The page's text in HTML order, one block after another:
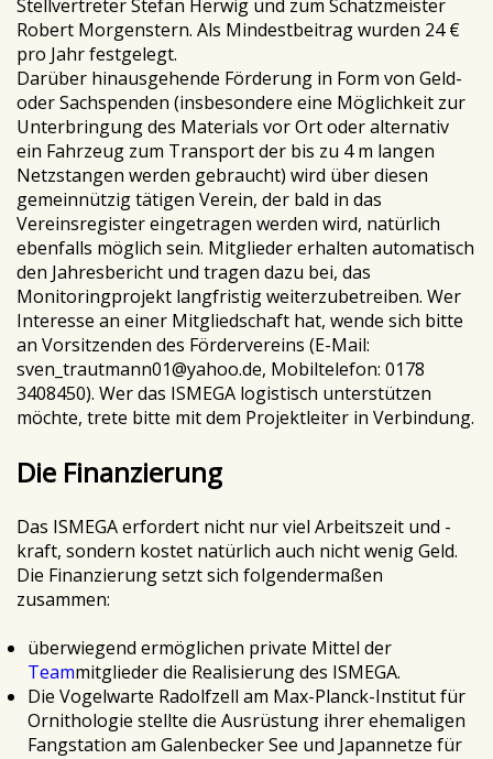
Stellvertreter Stefan Herwig und zum Schatzmeister
Robert Morgenstern. Als Mindestbeitrag wurden 24 €
pro Jahr festgelegt.
Darüber hinausgehende Förderung in Form von Geld-
oder Sachspenden (insbesondere eine Möglichkeit zur
Unterbringung des Materials vor Ort oder alternativ
ein Fahrzeug zum Transport der bis zu 4 m langen
Netzstangen werden gebraucht) wird über diesen
gemeinnützig tätigen Verein, der bald in das
Vereinsregister eingetragen werden wird, natürlich
ebenfalls möglich sein. Mitglieder erhalten automatisch
den Jahresbericht und tragen dazu bei, das
Monitoringprojekt langfristig weiterzubetreiben. Wer
Interesse an einer Mitgliedschaft hat, wende sich bitte
an Vorsitzenden des Fördervereins (E-Mail:
sven_trautmann01@yahoo.de, Mobiltelefon: 0178
3408450). Wer das ISMEGA logistisch unterstützen
möchte, trete bitte mit dem Projektleiter in Verbindung.
Die Finanzierung
Das ISMEGA erfordert nicht nur viel Arbeitszeit und -
kraft, sondern kostet natürlich auch nicht wenig Geld.
Die Finanzierung setzt sich folgendermaßen
zusammen:
überwiegend ermöglichen private Mittel der
Teammitglieder die Realisierung des ISMEGA.
Die Vogelwarte Radolfzell am Max-Planck-Institut für
Ornithologie stellte die Ausrüstung ihrer ehemaligen
Fangstation am Galenbecker See und Japannetze für